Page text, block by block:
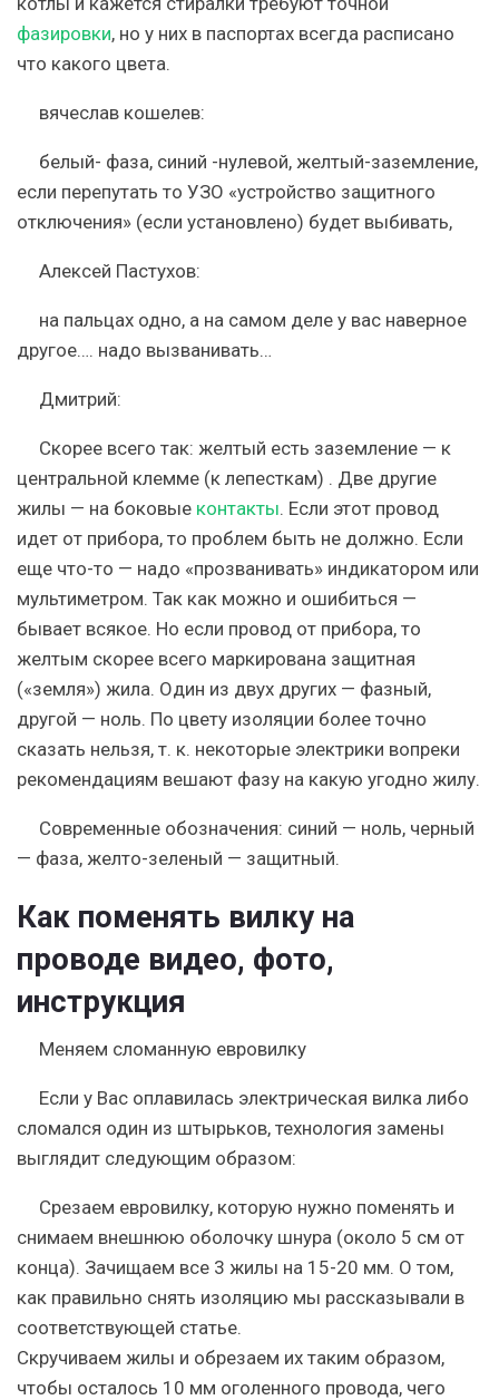
фазировки, но у них в паспортах всегда расписано
что какого цвета.
вячеслав кошелев:
белый- фаза, синий -нулевой, желтый-заземление,
если перепутать то УЗО «устройство защитного
отключения» (если установлено) будет выбивать,
Алексей Пастухов:
на пальцах одно, а на самом деле у вас наверное
другое…. надо вызванивать…
Дмитрий:
Скорее всего так: желтый есть заземление — к
центральной клемме (к лепесткам) . Две другие
жилы — на боковые контакты. Если этот провод
идет от прибора, то проблем быть не должно. Если
еще что-то — надо «прозванивать» индикатором или
мультиметром. Так как можно и ошибиться —
бывает всякое. Но если провод от прибора, то
желтым скорее всего маркирована защитная
(«земля») жила. Один из двух других — фазный,
другой — ноль. По цвету изоляции более точно
сказать нельзя, т. к. некоторые электрики вопреки
рекомендациям вешают фазу на какую угодно жилу.
Современные обозначения: синий — ноль, черный
— фаза, желто-зеленый — защитный.
Как поменять вилку на
проводе видео, фото,
инструкция
Меняем сломанную евровилку
Если у Вас оплавилась электрическая вилка либо
сломался один из штырьков, технология замены
выглядит следующим образом:
Срезаем евровилку, которую нужно поменять и
снимаем внешнюю оболочку шнура (около 5 см от
конца). Зачищаем все 3 жилы на 15-20 мм. О том,
как правильно снять изоляцию мы рассказывали в
соответствующей статье.
Скручиваем жилы и обрезаем их таким образом,
чтобы осталось 10 мм оголенного провода, чего